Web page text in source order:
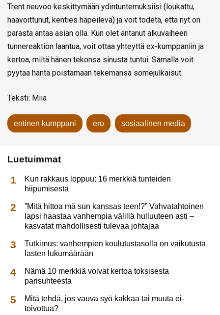
Trent neuvoo keskittymään ydintuntemuksiisi (loukattu,
haavoittunut, kenties häpeilevä) ja voit todeta, että nyt on
parasta antaa asian olla. Kun olet antanut alkuvaiheen
tunnereaktion laantua, voit ottaa yhteyttä ex-kumppaniin ja
kertoa, miltä hänen tekonsa sinusta tuntui. Samalla voit
pyytää häntä poistamaan tekemänsä somejulkaisut.
Teksti: Miia
entinen kumppani ero sosiaalinen media
Luetuimmat
Kun rakkaus loppuu: 16 merkkiä tunteiden
hiipumisesta
”Mitä hittoa mä sun kanssas teen!?” Vahvatahtoinen
lapsi haastaa vanhempia välillä hulluuteen asti –
kasvatat mahdollisesti tulevaa johtajaa
Tutkimus: vanhempien koulutustasolla on vaikutusta
lasten lukumäärään
Nämä 10 merkkiä voivat kertoa toksisesta
parisuhteesta
Mitä tehdä, jos vauva syö kakkaa tai muuta ei-
toivottua?